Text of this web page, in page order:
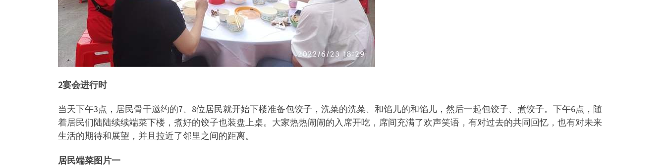
2宴会进行时
当天下午3点，居民骨干邀约的7、8位居民就开始下楼准备包饺子，洗菜的洗菜、和馅儿的和馅儿，然后一起包饺子、煮饺子。下午6点，随
着居民们陆陆续续端菜下楼，煮好的饺子也装盘上桌。大家热热闹闹的入席开吃，席间充满了欢声笑语，有对过去的共同回忆，也有对未来
生活的期待和展望，并且拉近了邻里之间的距离。
居民端菜图片一